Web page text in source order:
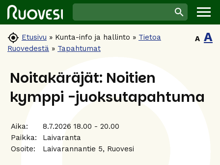
 Etusivu » Kunta-info ja hallinto » Tietoa
Ruovedestä » Tapahtumat
A A
Noitakäräjät: Noitien
kymppi -juoksutapahtuma
Aika:
8.7.2026 18.00 - 20.00
Paikka:
Laivaranta
Osoite:
Laivarannantie 5, Ruovesi